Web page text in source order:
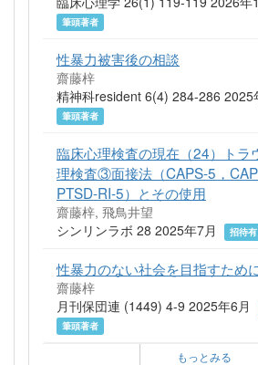
筆頭著者
性暴力被害後の相談
齋藤梓
精神科resident 6(4) 284-286 2025
筆頭著者
臨床心理検査の現在（24）トラ
理検査③面接法（CAPS-5，
PTSD-RI-5）とその使用
齋藤梓, 飛鳥井望
シンリンラボ 28 2025年7月
招待有
性暴力のない社会を目指すため
齋藤梓
月刊保団連 (1449) 4-9 2025年6月
筆頭著者
もっとみる